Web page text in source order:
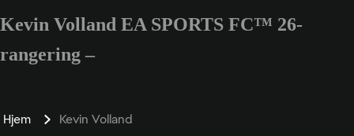
Enter a minimum of 3 characters or numbers
Kevin Volland EA SPORTS FC™ 26-
rangering –
Hjem Kevin Volland